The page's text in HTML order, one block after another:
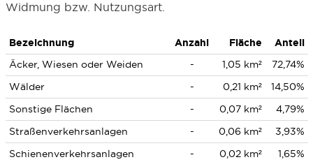
Widmung bzw. Nutzungsart.
Bezeichnung Anzahl Fläche
Anteil
Äcker, Wiesen oder Weiden
- 1,05 km²
72,74%
Wälder
- 0,21 km²
14,50%
Sonstige Flächen
- 0,07 km²
4,79%
Straßenverkehrsanlagen
- 0,06 km²
3,93%
Schienenverkehrsanlagen
- 0,02 km² 1,65%